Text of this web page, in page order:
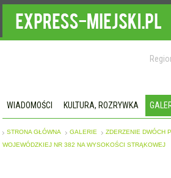
WIADOMOŚCI KULTURA, ROZRYWKA
STRONA GŁÓWNA GALERIE
ZDERZENIE DWÓCH
WOJEWÓDZKIEJ NR 382 NA WYSOKOŚCI STRĄKOWEJ